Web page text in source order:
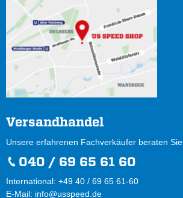
Versandhandel
Unsere erfahrenen Fachverkäufer beraten
040 / 69 65 61 60
International: +49 40 / 69 65 61-60
E-Mail: info@usspeed.de